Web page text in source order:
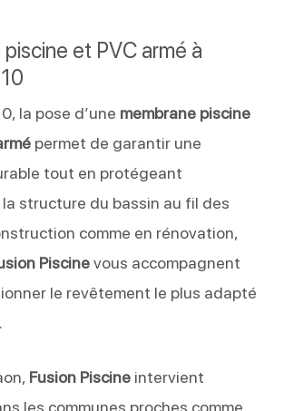
et PVC armé à
la pose d’une membrane piscine
permet de garantir une
tout en protégeant
structure du bassin au fil des
comme en rénovation,
Piscinevous accompagnent
le revêtement le plus adapté
Fusion Piscineintervient
les communes proches comme